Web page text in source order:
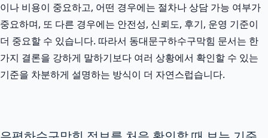
이나 비용이 중요하고, 어떤 경우에는 절차나 상담 가능 여부가
중요하며, 또 다른 경우에는 안전성, 신뢰도, 후기, 운영 기준이
더 중요할 수 있습니다. 따라서 동대문구하수구막힘 문서는 한
가지 결론을 강하게 말하기보다 여러 상황에서 확인할 수 있는
기준을 차분하게 설명하는 방식이 더 자연스럽습니다.